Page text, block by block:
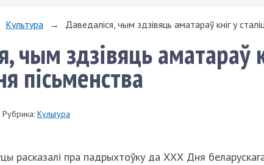
Культура → Даведаліся, чым здзівяць аматараў кніг у
чым здзівяць аматараў
пісьменства
Рубрика: Культура
расказалі пра падрыхтоўку да ХХХ Дня